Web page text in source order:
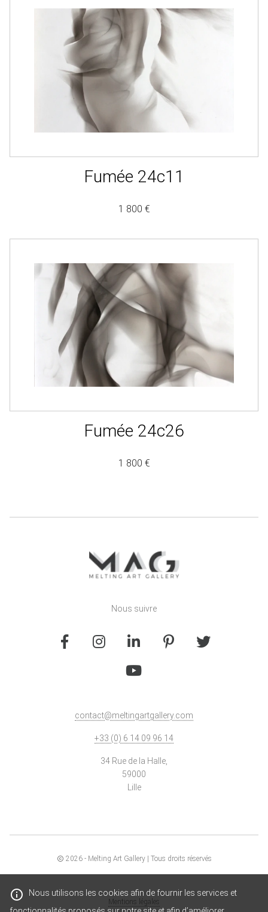
Nous utilisons les cookies afin de fournir les services et
Fumée 24c11
1 800 €
Fumée 24c26
1 800 €
Nous suivre
contact@meltingartgallery.com
+33 (0) 6 14 09 96 14
34 Rue de la Halle,
59000
Lille
2026- Melting Art Gallery | Tous droits réservés
Mentions légales